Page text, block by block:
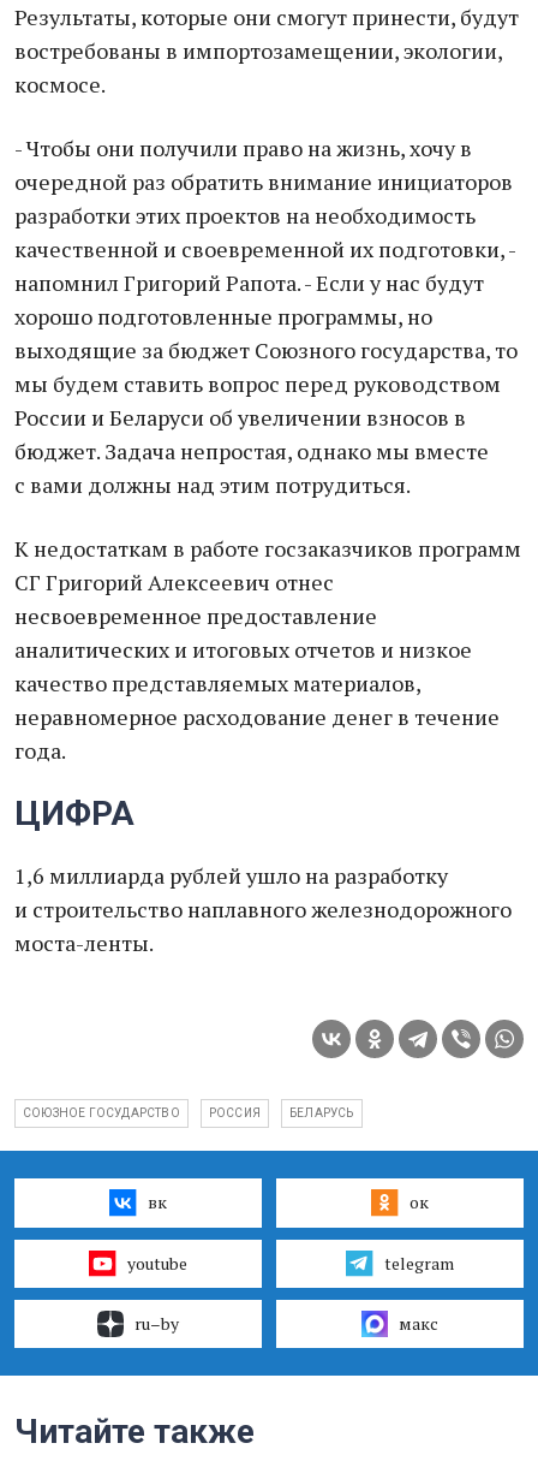
Результаты, которые они смогут принести, будут
востребованы в импортозамещении, экологии,
космосе.
- Чтобы они получили право на жизнь, хочу в
очередной раз обратить внимание инициаторов
разработки этих проектов на необходимость
качественной и своевременной их подготовки, -
напомнил Григорий Рапота. - Если у нас будут
хорошо подготовленные программы, но
выходящие за бюджет Союзного государства, то
мы будем ставить вопрос перед руководством
России и Беларуси об увеличении взносов в
бюджет. Задача непростая, однако мы вместе
с вами должны над этим потрудиться.
К недостаткам в работе госзаказчиков программ
СГ Григорий Алексеевич отнес
несвоевременное предоставление
аналитических и итоговых отчетов и низкое
качество представляемых материалов,
неравномерное расходование денег в течение
года.
ЦИФРА
1,6 миллиарда рублей ушло на разработку
и строительство наплавного железнодорожного
моста-ленты.
СОЮЗНОЕ ГОСУДАРСТВО РОССИЯ БЕЛАРУСЬ
вк ок
youtube telegram
ru–by макс
Читайте также